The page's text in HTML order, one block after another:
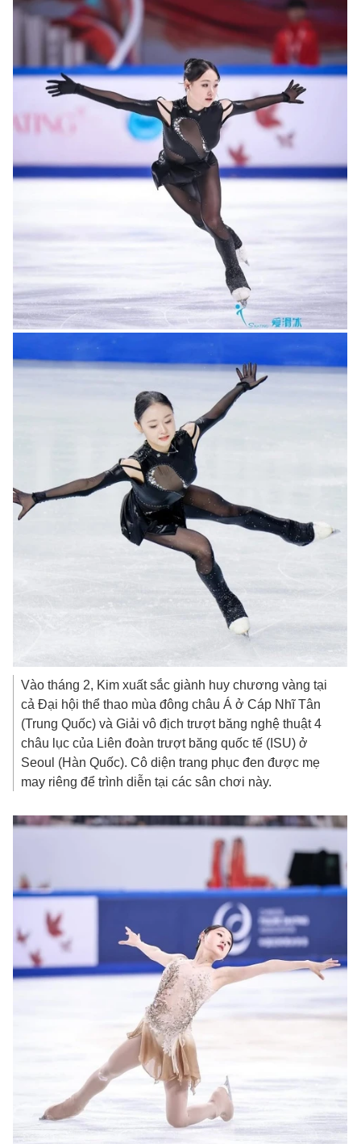
Vào tháng 2, Kim xuất sắc giành huy chương vàng tại
cả Đại hội thể thao mùa đông châu Á ở Cáp Nhĩ Tân
(Trung Quốc) và Giải vô địch trượt băng nghệ thuật 4
châu lục của Liên đoàn trượt băng quốc tế (ISU) ở
Seoul (Hàn Quốc). Cô diện trang phục đen được mẹ
may riêng để trình diễn tại các sân chơi này.